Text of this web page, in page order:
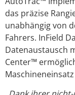
das präzise
unabhängig von
Fahrers. InField
Datenaustausch
Center™